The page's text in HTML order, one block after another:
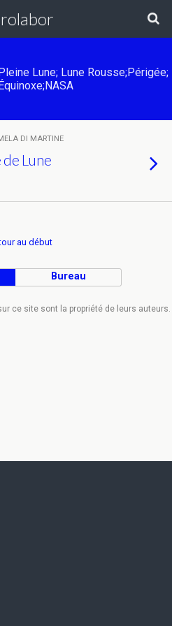
Lune; Lune Rousse;Périgée;
DI MARTINE
Lune
au début
Bureau
ce site sont la propriété de leurs auteurs.